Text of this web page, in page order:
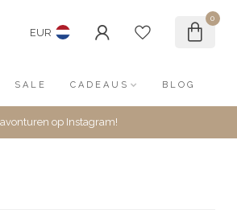
EUR
0
SALE CADEAUS BLOG
op Instagram!